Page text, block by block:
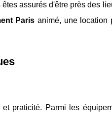
êtes assurés d'être près des
Paris animé, une location
praticité. Parmi les